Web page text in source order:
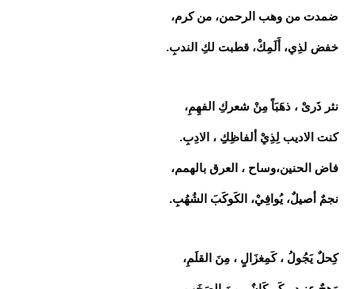
ضمدت من وهب الرحمن، من كرم،
خفض لذِي، أَلَمِكْ، قطبت لكِ الندبِ.
نثر ذَرىْ ، ذهَبَاً مِنْ شعركِ الفهِمِ،
كنت الاديب لِذِيْ ألفاظِكِِ ، الادِبِ.
فاض الحنين،وساح ، العرق بالهمم،
نجمٌ أصيلٌ، يُوافِيْ، الكَوكَبَ الشُهُبِ.
كِحلٌ يَجُولُ ، كَمِغزَالٍ ، مِنَ القلَمِ،